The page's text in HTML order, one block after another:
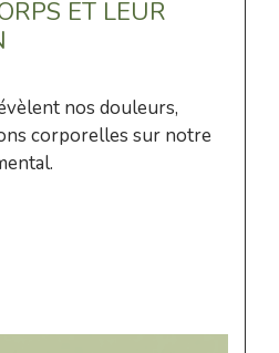
ET LEUR
nos douleurs,
corporelles sur notre